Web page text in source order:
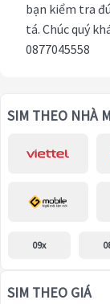
bạn kiểm tra
tá. Chúc quý
0877045558
SIM THEO NHÀ
09x
SIM THEO GIÁ